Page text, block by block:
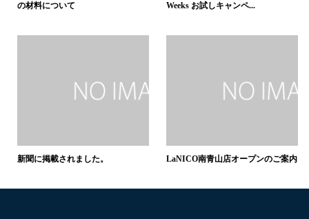
の材料について
Weeks お試しキャンペ...
新聞に掲載されました。 LaNICO南青山店オープンのご案内